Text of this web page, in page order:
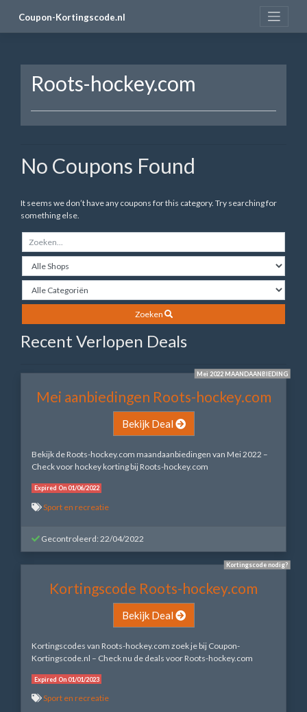
Coupon-Kortingscode.nl
Roots-hockey.com
No Coupons Found
It seems we don’t have any coupons for this category. Try searching for
something else.
Zoeken
Recent Verlopen Deals
Mei 2022 MAANDAANBIEDING
Mei aanbiedingen Roots-hockey.com
Bekijk Deal
Bekijk de Roots-hockey.com maandaanbiedingen van Mei 2022 –
Check voor hockey korting bij Roots-hockey.com
Expired On 01/06/2022
Sport en recreatie
Gecontroleerd: 22/04/2022
Kortingscode nodig?
Kortingscode Roots-hockey.com
Bekijk Deal
Kortingscodes van Roots-hockey.com zoek je bij Coupon-
Kortingscode.nl – Check nu de deals voor Roots-hockey.com
Expired On 01/01/2023
Sport en recreatie